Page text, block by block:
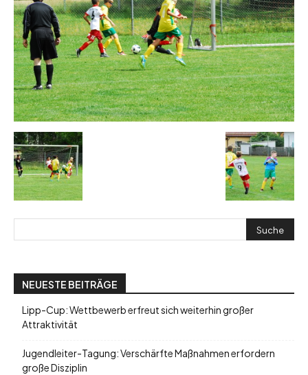
NEUESTE BEITRÄGE
Lipp-Cup: Wettbewerb erfreut sich weiterhin großer
Attraktivität
Jugendleiter-Tagung: Verschärfte Maßnahmen erfordern
große Disziplin